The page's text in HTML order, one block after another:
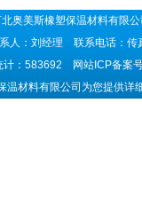
北奥美斯橡塑保温材料有
人：刘经理 联系电话：
计：583692 网站ICP备案
温材料有限公司为您提供详